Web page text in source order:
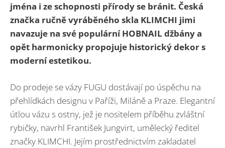
jména i ze schopnosti přírody se bránit. Česká
značka ručně vyráběného skla KLIMCHI jimi
navazuje na své populární HOBNAIL džbány a
opět harmonicky propojuje historický dekor s
moderní estetikou.
Do prodeje se vázy FUGU dostávají po úspěchu na
přehlídkách designu v Paříži, Miláně a Praze. Elegantní
útlou vázu s ostny, jež je nositelem příběhu zvláštní
rybičky, navrhl František Jungvirt, umělecký ředitel
značky KLIMCHI. Jejím prostřednictvím zakladatel